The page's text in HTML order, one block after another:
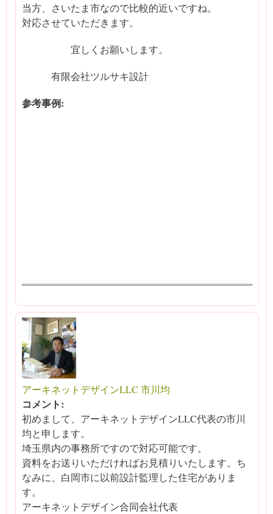
当方、さいたま市なので比較的近いですね。
対応させていただきます。
宜しくお願いします。
有限会社ツルサキ設計
参考事例:
アーキネットデザインLLC 市川均
コメント:
初めまして、アーキネットデザインLLC代表の市川
均と申します。
埼玉県内の事務所ですので対応可能です。
資料をお送りいただければお見積りいたします。ち
なみに、白岡市に以前設計監理した住宅がありま
す。
アーキネットデザイン合同会社代表